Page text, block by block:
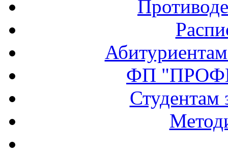
ФП
Студентам